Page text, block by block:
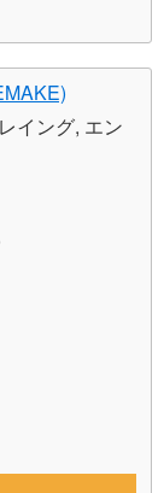
イング, エン